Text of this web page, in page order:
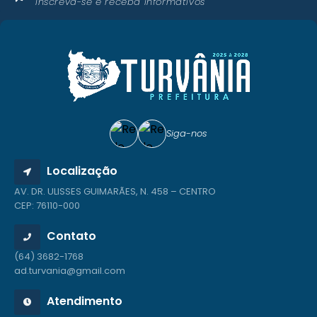
Siga-nos
Localização
AV. DR. ULISSES GUIMARÃES, N. 458 – CENTRO
CEP: 76110-000
Contato
(64) 3682-1768
ad.turvania@gmail.com
Atendimento